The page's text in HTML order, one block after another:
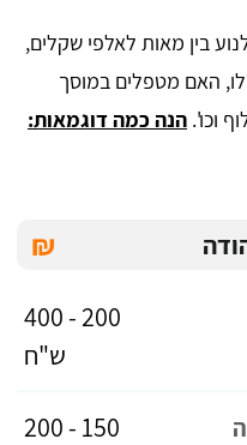
בין מאות לאלפי שקלים,
האם מטפלים במוסך
וכו'. הנה כמה דוגמאות:
₪
200 - 400
ש"ח
150 - 200